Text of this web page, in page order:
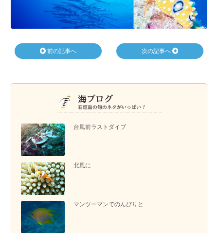
台風前ラストダイブ
北風に
マンツーマンでのんびりと
前の記事へ 次の記事へ